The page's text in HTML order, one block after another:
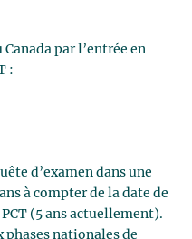
par l’entrée en
:
d’examen dans une
à compter de la date de
(5 ans actuellement).
phases nationales de